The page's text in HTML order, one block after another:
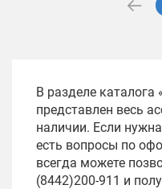
В разделе каталога
представлен весь
наличии. Если
есть вопросы по
всегда можете
(8442)200-911 и